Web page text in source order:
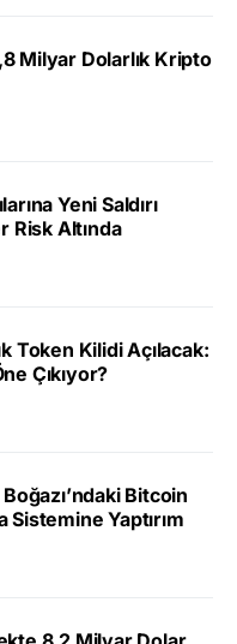
Milyar Dolarlık Kripto
Yeni Saldırı
Risk Altında
Token Kilidi Açılacak:
Çıkıyor?
Bitcoin
Yaptırım